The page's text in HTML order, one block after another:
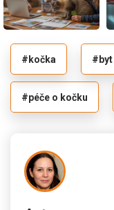
#kočka #byt
#péče o kočku